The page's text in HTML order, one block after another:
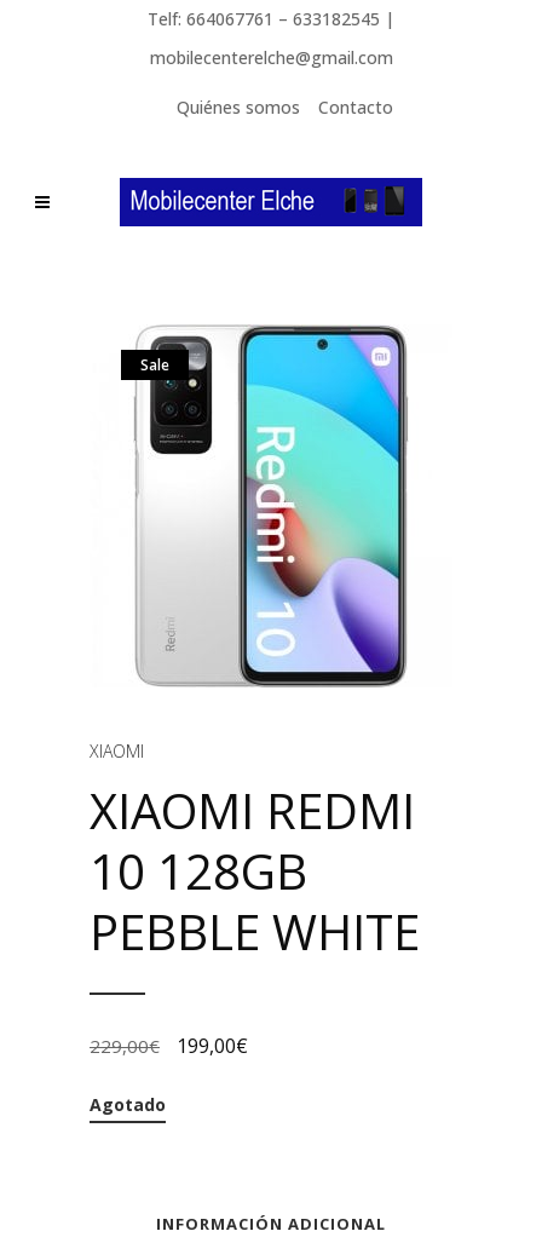
Telf: 664067761 – 633182545 |
mobilecenterelche@gmail.com
Quiénes somos Contacto
Sale
XIAOMI
XIAOMI REDMI
10 128GB
PEBBLE WHITE
229,00€ 199,00€
Agotado
INFORMACIÓN ADICIONAL